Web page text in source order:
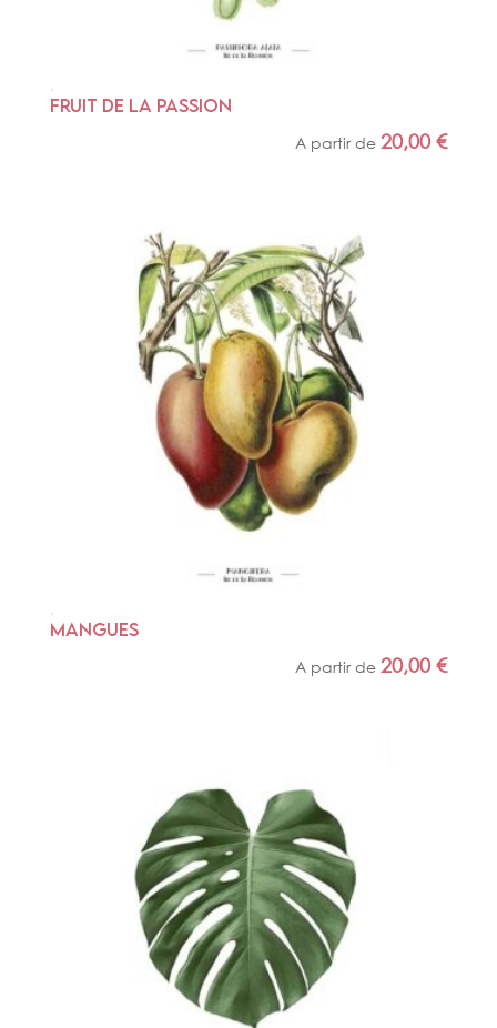
FRUIT DE LA PASSION
A partir de20,00€
MANGUES
A partir de 20,00€